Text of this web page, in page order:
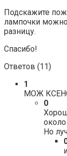
Подскажите
лампочки можно
разницу.
Спасибо!
Ответов (11)
1
МОЖ
0
Но